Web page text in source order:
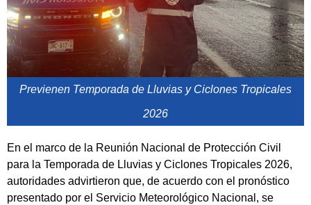
Previenen Temporada de Lluvias y Ciclones Tropicales
2026
En el marco de la Reunión Nacional de Protección Civil
para la Temporada de Lluvias y Ciclones Tropicales 2026,
autoridades advirtieron que, de acuerdo con el pronóstico
presentado por el Servicio Meteorológico Nacional, se